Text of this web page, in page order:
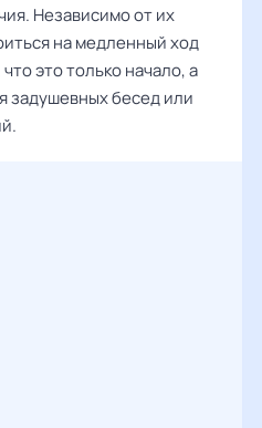
Независимо от их
на медленный ход
это только начало, а
задушевных бесед или